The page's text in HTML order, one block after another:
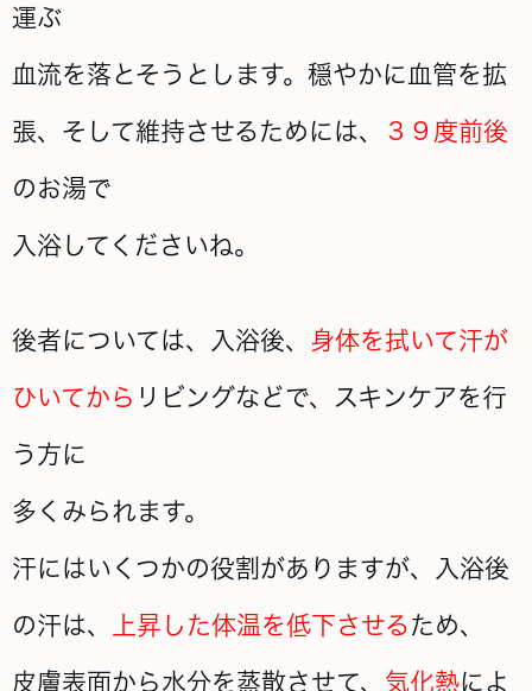
運ぶ
血流を落とそうとします。穏やかに血管を拡
張、そして維持させるためには、 ３９度前後
のお湯で
入浴してくださいね。
後者については、入浴後、 身体を拭いて汗が
ひいてから リビングなどで、スキンケアを行
う方に
多くみられます。
汗にはいくつかの役割がありますが、入浴後
の汗は、 上昇した体温を低下させるため、
皮膚表面から水分を蒸散させて、 気化熱によ